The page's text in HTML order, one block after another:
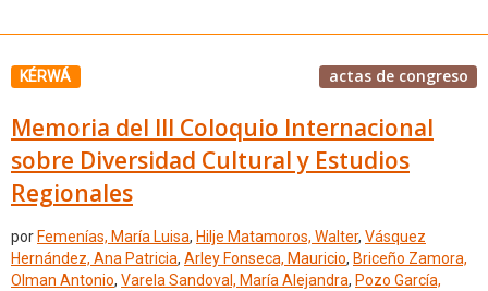
KÉRWÁ actas de congreso
Memoria del III Coloquio Internacional
sobre Diversidad Cultural y Estudios
Regionales
por Femenías, María Luisa, Hilje Matamoros, Walter, Vásquez
Hernández, Ana Patricia, Arley Fonseca, Mauricio, Briceño Zamora,
Olman Antonio, Varela Sandoval, María Alejandra, Pozo García,